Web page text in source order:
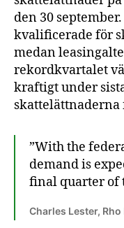
den 30
kvalificerade för
medan
rekordkvartalet
kraftigt under
”With the
demand is
final quarter of
Charles Lester,